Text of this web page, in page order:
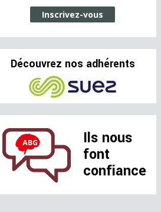
Inscrivez-vous
Découvrez nos adhérents
Ils nous
font
confiance